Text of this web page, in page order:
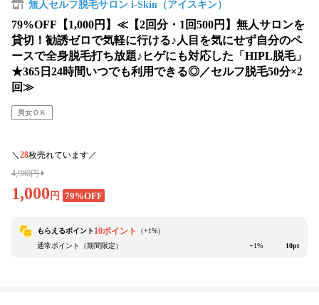
無人セルフ脱毛サロン i-Skin（アイスキン）
79%OFF【1,000円】≪【2回分・1回500円】無人サロンを
貸切！勧誘ゼロで気軽に行ける♪人目を気にせず自分のペ
ースで全身脱毛打ち放題♪ヒゲにも対応した「HIPL脱毛」
★365日24時間いつでも利用できる◎／セルフ脱毛50分×2
回≫
男女ＯＫ
＼ 28枚売れています／
4,980円
1,000 円 79%OFF
もらえるポイント 10ポイント （+1%）
通常ポイント（期間限定）
+1% 10pt